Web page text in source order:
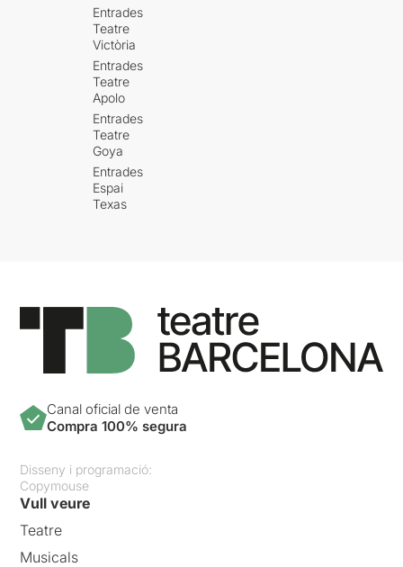
Entrades
Teatre
Victòria
Entrades
Teatre
Apolo
Entrades
Teatre
Goya
Entrades
Espai
Texas
Canal oficial de venta
Compra 100% segura
Disseny i programació:
Copymouse
Vull veure
Teatre
Musicals